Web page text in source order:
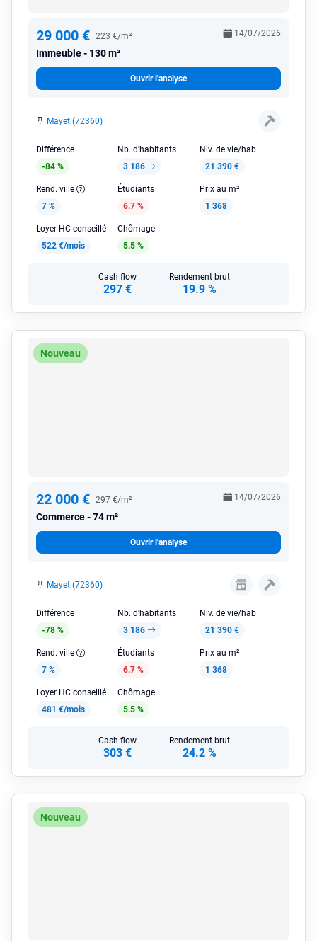
29 000 € 223 €/m²
Immeuble 130 m²
14/07/2026
Ouvrir l'analyse
Mayet (72360)
Différence
-84 %
Nb. d'habitants
3 186
Niv. de vie/hab
21 390 €
Rend. ville
7 %
Étudiants
6.7 %
Prix au m²
1 368
Loyer HC conseillé
522 €/mois
Chômage
5.5 %
Cash flow
297 €
Rendement brut
19.9 %
Nouveau
22 000 € 297 €/m²
Commerce 74 m²
14/07/2026
Ouvrir l'analyse
Mayet (72360)
Différence
-78 %
Nb. d'habitants
3 186
Niv. de vie/hab
21 390 €
Rend. ville
7 %
Étudiants
6.7 %
Prix au m²
1 368
Loyer HC conseillé
481 €/mois
Chômage
5.5 %
Cash flow
303 €
Rendement brut
24.2 %
Nouveau